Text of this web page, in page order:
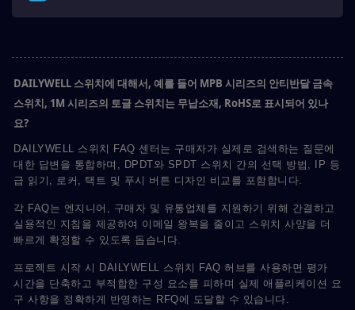
DAILYWELL 스위치에 대해서, 예를 들어 MPB 시리즈의 안티반달 금속
스위치, 1M 시리즈의 토글 스위치는 무납소재, RoHS로 표시되어 있나
요?
DAILYWELL 스위치 FAQ 센터는 구매자가 실제로 검색하는 질문에
대한 답변을 통합하며, DPDT와 SPDT 스위치 간의 선택 방법, IP 등
급 읽기, 로커, 택트 및 푸시 버튼 디자인 비교를 포함합니다.
각 FAQ는 엔지니어, 구매자 및 유통업체를 지원하기 위해 간결하고
실용적인 지침을 제공하여 이메일 왕복을 줄이고 스위치 사양을 더
빠르게 확정할 수 있도록 돕습니다.
프로젝트 시작 시 DAILYWELL 스위치 FAQ 허브를 사용하면 평가
시간을 단축하고 부적합한 구성 요소를 피하며 실제 애플리케이션 요
구 사항을 정확하게 반영하는 RFQ에 도달할 수 있습니다.